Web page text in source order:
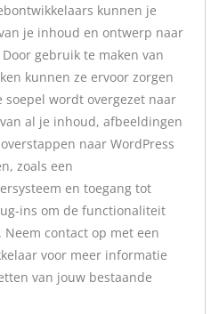
kunnen je
je inhoud en ontwerp naar
gebruik te maken van
kunnen ze ervoor zorgen
wordt overgezet naar
al je inhoud, afbeeldingen
naar WordPress
zoals een
en toegang tot
ins om de functionaliteit
contact op met een
voor meer informatie
van jouw bestaande